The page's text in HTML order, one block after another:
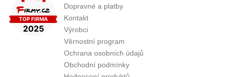
Dopravné a platby
Kontakt
Výrobci
Věrnostní program
Ochrana osobních údajů
Obchodní podmínky